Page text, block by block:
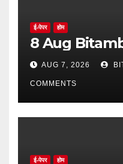
ई-पेपर होम
8 Aug
AUG 7, 2026
COMMENTS
ई-पेपर होम